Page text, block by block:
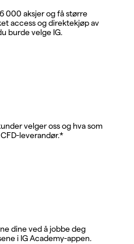
000 aksjer og få større
access og direktekjøp av
burde velge IG.
velger oss og hva som
leverandør.*
dine ved å jobbe deg
i IG Academy-appen.